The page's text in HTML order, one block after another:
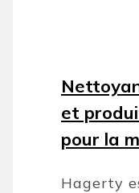
et
pour la
Hagerty